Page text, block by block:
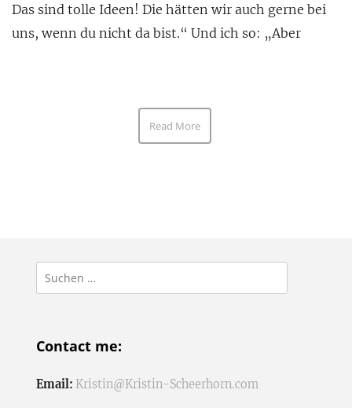
Das sind tolle Ideen! Die hätten wir auch gerne bei
uns, wenn du nicht da bist.“ Und ich so: „Aber
Read More
Suchen
nach:
Contact me:
Email: Kristin@Kristin-Scheerhorn.com